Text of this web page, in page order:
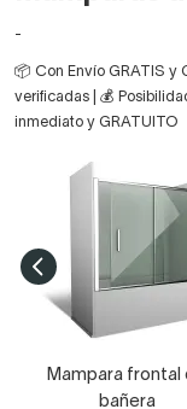
-
📦 Con Envío GRATIS y
verificadas | 💰
inmediato y GRATUITO
Mampara frontal
bañera